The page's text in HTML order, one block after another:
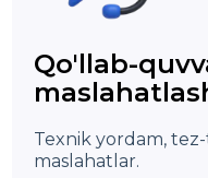
Qo'llab-
Texnik yordam,
maslahatlar.